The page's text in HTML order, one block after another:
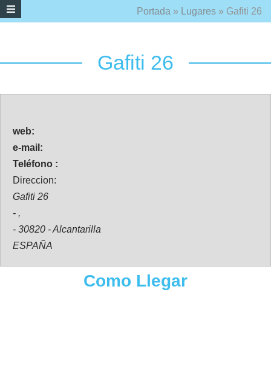
Portada » Lugares » Gafiti 26
Gafiti 26
web:
e-mail:
Teléfono :
Direccion:
Gafiti 26
- ,
- 30820 - Alcantarilla
ESPAÑA
Como Llegar